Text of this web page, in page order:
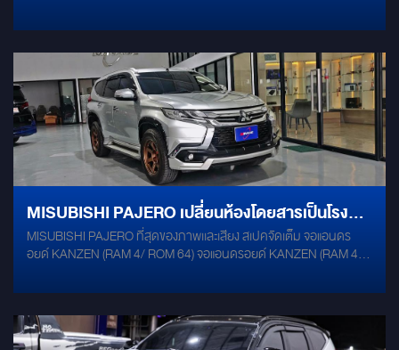
รายละเอียดการอัปเกรดจอแอนดรอยด์ 10" 2K (RAM 8 / ROM 256):
คมชัดสูงระดับ 2K ชุดลำโพง MTX Audio: MTX TR65S Mercury Gold
Damping
MISUBISHI PAJERO เปลี่ยนห้องโดยสารเป็นโรง
ภาพยนค์
MISUBISHI PAJERO ที่สุดของภาพเเละเสียง สเปคจัดเต็ม จอแอนดร
อยด์ KANZEN (RAM 4/ ROM 64) จอแอนดรอยด์ KANZEN (RAM 4/
งานติดตั้งเนียนตา ประกันศูนย์ครบ เปลี่ยนรถคันเดิมให้ล้ำสมัยกว่าใคร